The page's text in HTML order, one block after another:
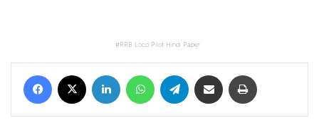
RRB Loco Pilot Hindi Paper
Facebook LinkedIn WhatsAppTelegram Share via Email